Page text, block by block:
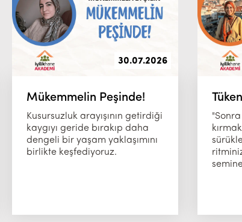
30.07.2026
Mükemmelin Peşinde!
Kusursuzluk arayışının getirdiği
kaygıyı geride bırakıp daha
dengeli bir yaşam yaklaşımını
birlikte keşfediyoruz.